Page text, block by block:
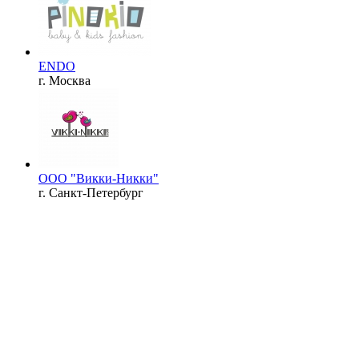
ENDO
г. Москва
OOO "Викки-Никки"
г. Санкт-Петербург